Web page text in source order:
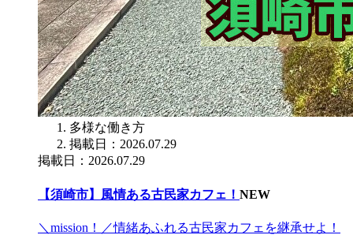
多様な働き方
掲載日：2026.07.29
掲載日：2026.07.29
【須崎市】風情ある古民家カフェ！ NEW
＼mission！／情緒あふれる古民家カフェを継承せよ！